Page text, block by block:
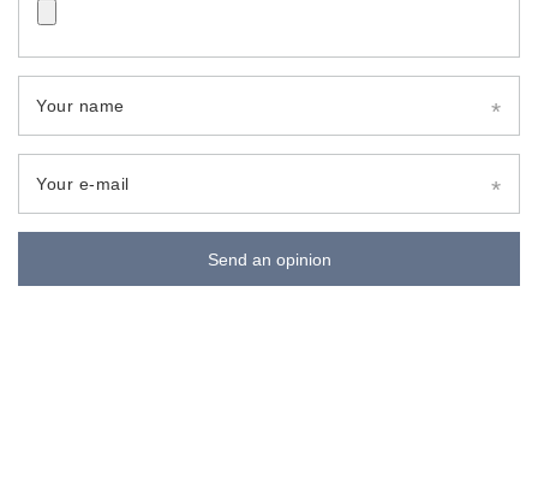
Your name
Your e-mail
Send an opinion